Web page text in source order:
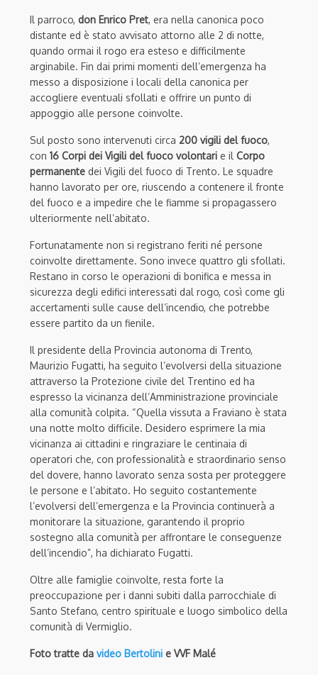
Il parroco, don Enrico Pret, era nella canonica poco
distante ed è stato avvisato attorno alle 2 di notte,
quando ormai il rogo era esteso e difficilmente
arginabile. Fin dai primi momenti dell’emergenza ha
messo a disposizione i locali della canonica per
accogliere eventuali sfollati e offrire un punto di
appoggio alle persone coinvolte.
Sul posto sono intervenuti circa 200 vigili del fuoco,
con 16 Corpi dei Vigili del fuoco volontari e il Corpo
permanente dei Vigili del fuoco di Trento. Le squadre
hanno lavorato per ore, riuscendo a contenere il fronte
del fuoco e a impedire che le fiamme si propagassero
ulteriormente nell’abitato.
Fortunatamente non si registrano feriti né persone
coinvolte direttamente. Sono invece quattro gli sfollati.
Restano in corso le operazioni di bonifica e messa in
sicurezza degli edifici interessati dal rogo, così come gli
accertamenti sulle cause dell’incendio, che potrebbe
essere partito da un fienile.
Il presidente della Provincia autonoma di Trento,
Maurizio Fugatti, ha seguito l’evolversi della situazione
attraverso la Protezione civile del Trentino ed ha
espresso la vicinanza dell’Amministrazione provinciale
alla comunità colpita. “Quella vissuta a Fraviano è stata
una notte molto difficile. Desidero esprimere la mia
vicinanza ai cittadini e ringraziare le centinaia di
operatori che, con professionalità e straordinario senso
del dovere, hanno lavorato senza sosta per proteggere
le persone e l’abitato. Ho seguito costantemente
l’evolversi dell’emergenza e la Provincia continuerà a
monitorare la situazione, garantendo il proprio
sostegno alla comunità per affrontare le conseguenze
dell’incendio”, ha dichiarato Fugatti.
Oltre alle famiglie coinvolte, resta forte la
preoccupazione per i danni subiti dalla parrocchiale di
Santo Stefano, centro spirituale e luogo simbolico della
comunità di Vermiglio.
Foto tratte da video Bertolini e VVF Malé